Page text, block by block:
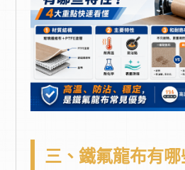
三、鐵氟龍布有哪